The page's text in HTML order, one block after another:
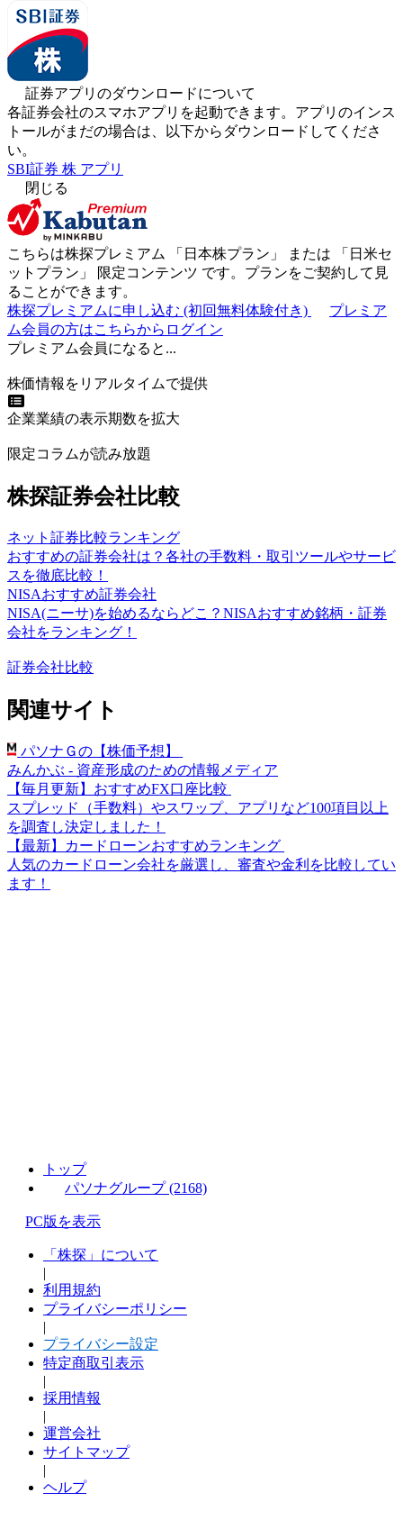
証券アプリのダウンロードについて
各証券会社のスマホアプリを起動できます。アプリのインス
トールがまだの場合は、以下からダウンロードしてくださ
い。
SBI証券 株 アプリ
閉じる
こちらは株探プレミアム 「 日本株プラン 」 または 「 日米セ
ットプラン 」 限定コンテンツ です。プランをご契約して見
ることができます。
株探プレミアムに申し込む (初回無料体験付き)
プレミア
ム会員の方はこちらからログイン
プレミアム会員になると...
株価情報をリアルタイムで提供
企業業績の表示期数を拡大
限定コラムが読み放題
株探証券会社比較
ネット証券比較ランキング
おすすめの証券会社は？各社の手数料・取引ツールやサービ
スを徹底比較！
NISAおすすめ証券会社
NISA(ニーサ)を始めるならどこ？NISAおすすめ銘柄・証券
会社をランキング！
証券会社比較
関連サイト
パソナＧの【株価予想】
みんかぶ - 資産形成のための情報メディア
【毎月更新】おすすめFX口座比較
スプレッド（手数料）やスワップ、アプリなど100項目以上
を調査し決定しました！
【最新】カードローンおすすめランキング
人気のカードローン会社を厳選し、審査や金利を比較してい
ます！
トップ
パソナグループ (2168)
PC版を表示
「株探」について
|
利用規約
プライバシーポリシー
|
プライバシー設定
特定商取引表示
|
採用情報
|
運営会社
サイトマップ
|
ヘルプ